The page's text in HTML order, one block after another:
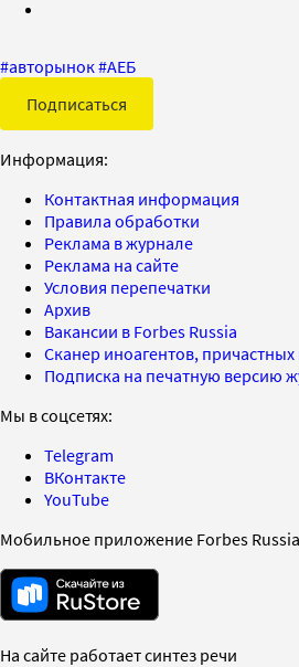
#авторынок#АЕБ
Подписаться
Информация:
Контактная информация
Правила обработки
Реклама в журнале
Реклама на сайте
Условия перепечатки
Архив
Вакансии в Forbes Russia
Сканер иноагентов,
Подписка на печатную версию
Мы в соцсетях:
Telegram
ВКонтакте
YouTube
Мобильное приложение Forbes
На сайте работает синтез речи